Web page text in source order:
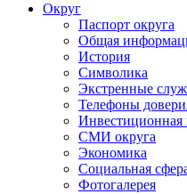
Округ
Паспорт округа
Общая
История
Символика
Экстренные
Телефоны
Инвестиционная
СМИ округа
Экономика
Социальная
Фотогалерея